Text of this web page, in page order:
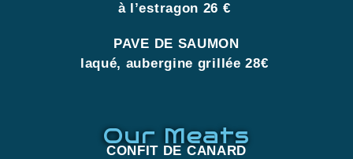
à l’estragon 26 €
PAVE DE SAUMON
laqué, aubergine grillée 28€
Our Meats
CONFIT DE CANARD